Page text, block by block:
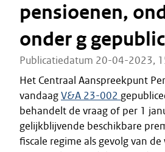
pensioenen,
onder g
Publicatiedatum 20-04-2023,
Het Centraal Aanspreekpunt
vandaagV&A 23-002
behandelt de vraag of per 1
gelijkblijvende beschikbare
fiscale regime als gevolg van